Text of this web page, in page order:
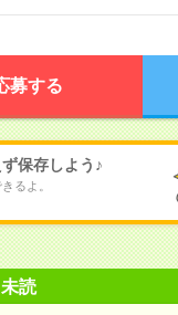
募する
保存しよう♪
るよ。
未読